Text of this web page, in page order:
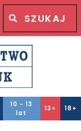
Wyszukiwana fraza
10 - 13
lat
13+ 18+